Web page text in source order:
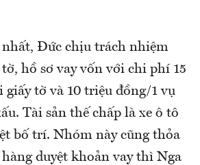
Đức chịu trách nhiệm
hồ sơ vay vốn với chi phí 15
giấy tờ và 10 triệu đồng/1 vụ
Tài sản thế chấp là xe ô tô
bố trí. Nhóm này cũng thỏa
duyệt khoản vay thì Nga